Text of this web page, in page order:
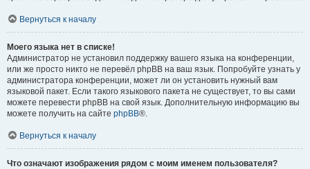
Вернуться к началу
Моего языка нет в списке!
Администратор не установил поддержку вашего языка на конференции,
или же просто никто не перевёл phpBB на ваш язык. Попробуйте узнать у
администратора конференции, может ли он установить нужный вам
языковой пакет. Если такого языкового пакета не существует, то вы сами
можете перевести phpBB на свой язык. Дополнительную информацию вы
можете получить на сайте phpBB®.
Вернуться к началу
Что означают изображения рядом с моим именем пользователя?